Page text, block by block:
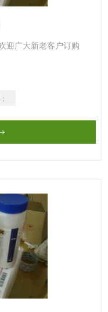
迎广大新老客户订购